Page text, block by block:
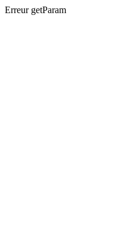
Erreur getParam